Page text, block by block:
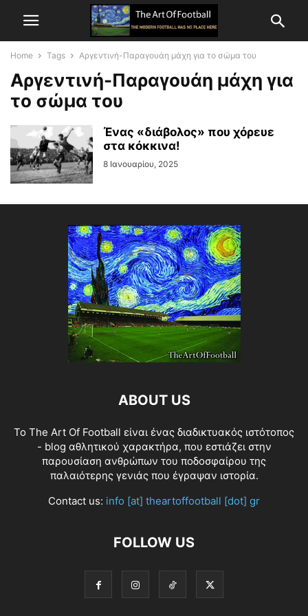
Home Tags Αργεντινή-Παραγουάη μάχη για το σώμα του
Αργεντινή-Παραγουάη μάχη για
το σώμα του
Ένας «διάβολος» που χόρευε
στα κόκκινα!
8 Ιανουαρίου, 2025
ABOUT US
Το The Art Of Football είναι ένας διαδικτυακός ιστότοπος
- blog αθλητικού χαρακτήρα, που εστιάζει στην
παρουσίαση ανθρώπων του ποδοσφαίρου της
παλαιότερης γενιάς που έγραψαν ιστορία.
Contact us: info [at] theartoffootball [dot] gr
FOLLOW US